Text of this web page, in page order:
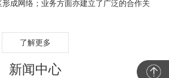
成网络；业务方面亦建立了广泛的合作关
了解更多
新闻中心